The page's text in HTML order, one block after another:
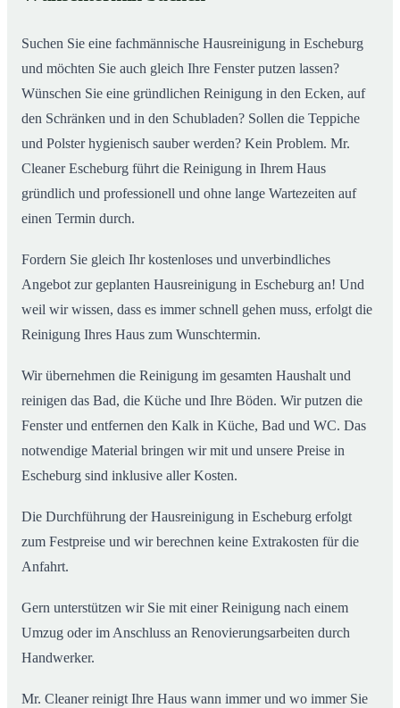
02
Suchen Sie eine fachmännische Hausreinigung in Escheburg
und möchten Sie auch gleich Ihre Fenster putzen lassen?
Wünschen Sie eine gründlichen Reinigung in den Ecken, auf
den Schränken und in den Schubladen? Sollen die Teppiche
und Polster hygienisch sauber werden? Kein Problem. Mr.
Cleaner Escheburg führt die Reinigung in Ihrem Haus
gründlich und professionell und ohne lange Wartezeiten auf
einen Termin durch.
Fordern Sie gleich Ihr kostenloses und unverbindliches
Angebot zur geplanten Hausreinigung in Escheburg an! Und
weil wir wissen, dass es immer schnell gehen muss, erfolgt die
Reinigung Ihres Haus zum Wunschtermin.
Wir übernehmen die Reinigung im gesamten Haushalt und
reinigen das Bad, die Küche und Ihre Böden. Wir putzen die
Fenster und entfernen den Kalk in Küche, Bad und WC. Das
notwendige Material bringen wir mit und unsere Preise in
Escheburg sind inklusive aller Kosten.
Die Durchführung der Hausreinigung in Escheburg erfolgt
zum Festpreise und wir berechnen keine Extrakosten für die
Anfahrt.
Gern unterstützen wir Sie mit einer Reinigung nach einem
Umzug oder im Anschluss an Renovierungsarbeiten durch
Handwerker.
Mr. Cleaner reinigt Ihre Haus wann immer und wo immer Sie